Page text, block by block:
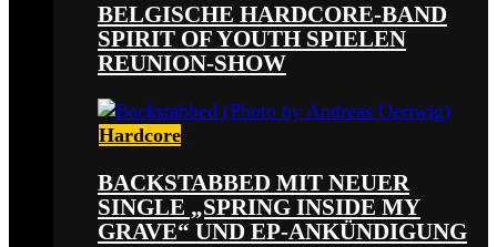
BELGISCHE HARDCORE-BAND
SPIRIT OF YOUTH SPIELEN
REUNION-SHOW
Hardcore
BACKSTABBED MIT NEUER
SINGLE „SPRING INSIDE MY
GRAVE“ UND EP-ANKÜNDIGUNG